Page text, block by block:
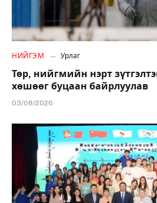
НИЙГЭМ Урлаг
Төр, нийгмийн нэрт
хөшөөг буцаан байрлуулав
03/08/2026